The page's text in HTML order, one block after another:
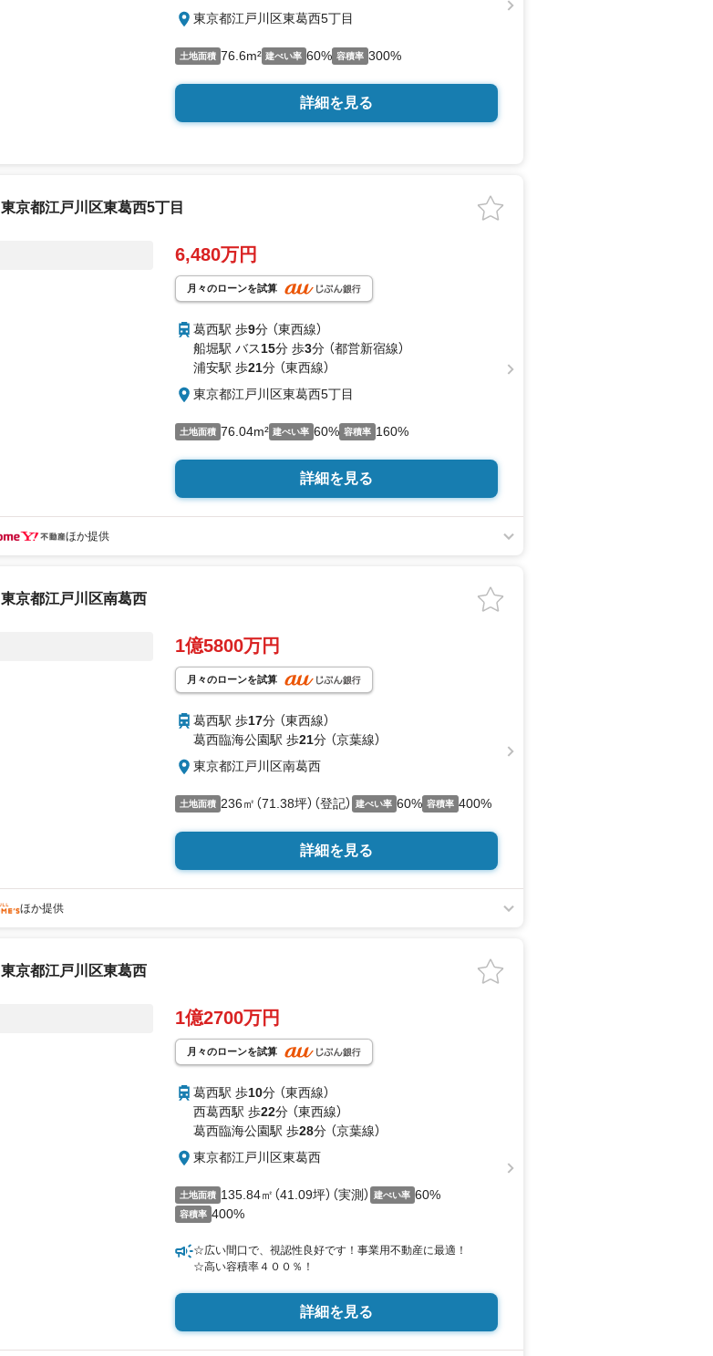
東京都江戸川区東葛西5丁目
土地面積 76.6m² 建ぺい率 60% 容積率 300%
詳細を見る
東京都江戸川区東葛西5丁目
6,480万円
月々のローンを試算
葛西駅 歩9分 （東西線）
船堀駅 バス15分 歩3分 （都営新宿線）
浦安駅 歩21分 （東西線）
東京都江戸川区東葛西5丁目
土地面積 76.04m² 建ぺい率 60% 容積率 160%
詳細を見る
ほか提供
東京都江戸川区南葛西
1億5800万円
月々のローンを試算
葛西駅 歩17分 （東西線）
葛西臨海公園駅 歩21分 （京葉線）
東京都江戸川区南葛西
土地面積 236㎡（71.38坪）（登記） 建ぺい率 60% 容積率 400%
詳細を見る
ほか提供
東京都江戸川区東葛西
1億2700万円
月々のローンを試算
葛西駅 歩10分 （東西線）
西葛西駅 歩22分 （東西線）
葛西臨海公園駅 歩28分 （京葉線）
東京都江戸川区東葛西
土地面積 135.84㎡（41.09坪）（実測） 建ぺい率 60%
容積率 400%
☆広い間口で、視認性良好です！事業用不動産に最適！
☆高い容積率４００％！
詳細を見る